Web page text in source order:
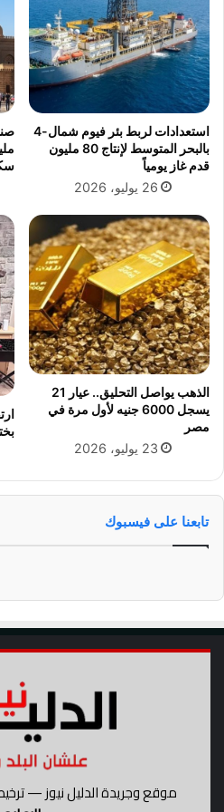
ش
ح
ل
ا
ن
خ
ا
ب
ت
ا
ل
ن
ا
د
ي
ا
ل
أ
ه
ل
ف
ا
ص
ي
ل
ي
ض
ا
ا
ل
ن
ي
ل
و
ت
ه
ا
ج
م
إ
و
ب
ي
استعدادات لربط بئر فيوم شمال-4
بالبحر المتوسط لإنتاج 80 مليون
قدم غاز يومياً
26 يوليو، 2026
الذهب يواصل التحليق.. عيار 21
يسجل 6000 جنيه لأول مرة في
مصر
23 يوليو، 2026
تابعنا على فيسبوك
موقع وجريدة الدليل نيوز —